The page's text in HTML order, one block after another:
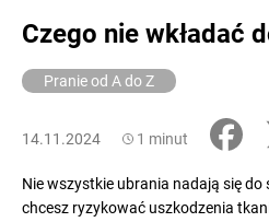
Czego nie wkładać
Pranie od A do Z
14.11.2024 1 minut
Nie wszystkie ubrania nadają się
chcesz ryzykować uszkodzenia